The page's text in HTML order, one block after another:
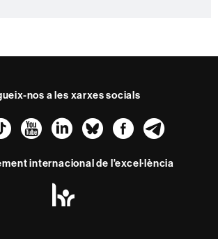
nos a les xarxes socials
TikTokYouTube
LinkedIn
Bluesky
internacional de l'excel·lència